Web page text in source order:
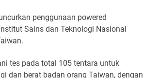
penggunaan powered
Sains dan Teknologi Nasional
tes pada total 105 tentara untuk
dan berat badan orang Taiwan, dengan